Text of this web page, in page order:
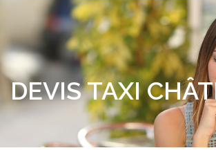
DEVIS TAXI